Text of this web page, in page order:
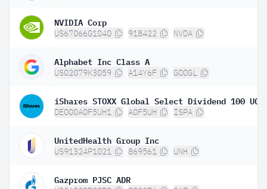
NVIDIA Corp
US67066G1040 918422 NVDA
Alphabet Inc Class A
US02079K3059 A14Y6F GOOGL
DE000A0F5UH1 A0F5UH ISPA
UnitedHealth Group Inc
US91324P1021 869561 UNH
Gazprom PJSC ADR